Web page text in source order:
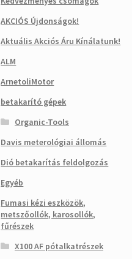
AKCIÓS Újdonságok!
Aktuális Akciós Áru Kínálatunk!
ALM
ArnetoliMotor
betakarító gépek
Organic-Tools
Davis meterológiai állomás
Dió betakarítás feldolgozás
Egyéb
Fumasi kézi eszközök,
metszőollók, karosollók,
fűrészek
X100 AF pótalkatrészek